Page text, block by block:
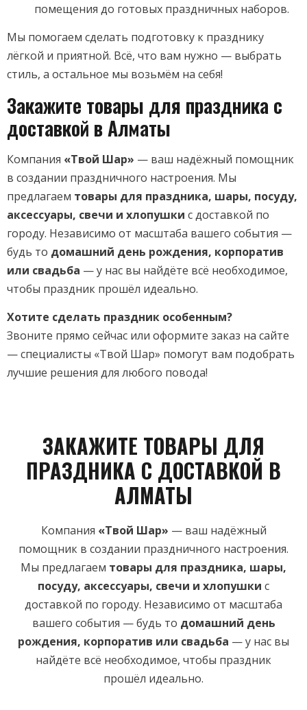
помещения до готовых праздничных наборов.
Мы помогаем сделать подготовку к празднику
лёгкой и приятной. Всё, что вам нужно — выбрать
стиль, а остальное мы возьмём на себя!
Закажите товары для праздника с
доставкой в Алматы
Компания «Твой Шар» — ваш надёжный помощник
в создании праздничного настроения. Мы
предлагаем товары для праздника, шары, посуду,
аксессуары, свечи и хлопушки с доставкой по
городу. Независимо от масштаба вашего события —
будь то домашний день рождения, корпоратив
или свадьба — у нас вы найдёте всё необходимое,
чтобы праздник прошёл идеально.
Хотите сделать праздник особенным?
Звоните прямо сейчас или оформите заказ на сайте
— специалисты «Твой Шар» помогут вам подобрать
лучшие решения для любого повода!
ЗАКАЖИТЕ ТОВАРЫ ДЛЯ
ПРАЗДНИКА С ДОСТАВКОЙ В
АЛМАТЫ
Компания «Твой Шар» — ваш надёжный
помощник в создании праздничного настроения.
Мы предлагаем товары для праздника, шары,
посуду, аксессуары, свечи и хлопушки с
доставкой по городу. Независимо от масштаба
вашего события — будь то домашний день
рождения, корпоратив или свадьба — у нас вы
найдёте всё необходимое, чтобы праздник
прошёл идеально.